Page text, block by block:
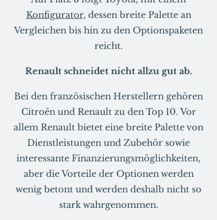
Konfigurator, dessen breite Palette an
Vergleichen bis hin zu den Optionspaketen
reicht.
Renault schneidet nicht allzu gut ab.
Bei den französischen Herstellern gehören
Citroën und Renault zu den Top 10. Vor
allem Renault bietet eine breite Palette von
Dienstleistungen und Zubehör sowie
interessante Finanzierungsmöglichkeiten,
aber die Vorteile der Optionen werden
wenig betont und werden deshalb nicht so
stark wahrgenommen.